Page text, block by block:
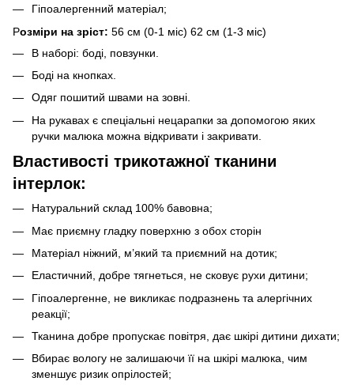
Гіпоалергенний матеріал;
Розміри на зріст: 56 см (0-1 міс) 62 см (1-3 міс)
В наборі: боді, повзунки.
Боді на кнопках.
Одяг пошитий швами на зовні.
На рукавах є спеціальні нецарапки за допомогою яких
ручки малюка можна відкривати і закривати.
Властивості трикотажної тканини
інтерлок:
Натуральний склад 100% бавовна;
Має приємну гладку поверхню з обох сторін
Матеріал ніжний, м’який та приємний на дотик;
Еластичний, добре тягнеться, не сковує рухи дитини;
Гіпоалергенне, не викликає подразнень та алергічних
реакції;
Тканина добре пропускає повітря, дає шкірі дитини дихати;
Вбирає вологу не залишаючи її на шкірі малюка, чим
зменшує ризик опрілостей;